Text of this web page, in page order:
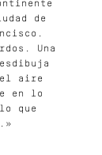
de
Una
aire
en lo
que